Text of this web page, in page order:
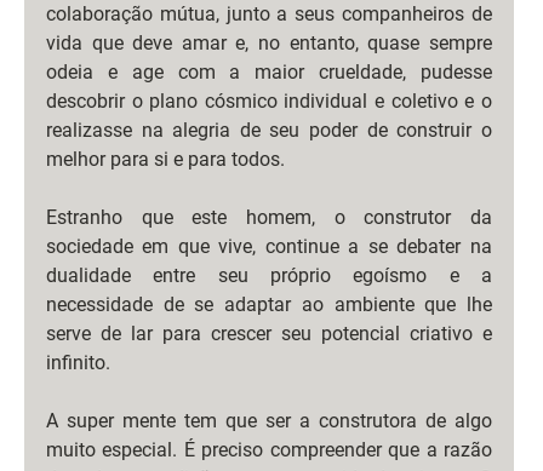
colaboração mútua, junto a seus companheiros de
vida que deve amar e, no entanto, quase sempre
odeia e age com a maior crueldade, pudesse
descobrir o plano cósmico individual e coletivo e o
realizasse na alegria de seu poder de construir o
melhor para si e para todos.
Estranho que este homem, o construtor da
sociedade em que vive, continue a se debater na
dualidade entre seu próprio egoísmo e a
necessidade de se adaptar ao ambiente que lhe
serve de lar para crescer seu potencial criativo e
infinito.
A super mente tem que ser a construtora de algo
muito especial. É preciso compreender que a razão